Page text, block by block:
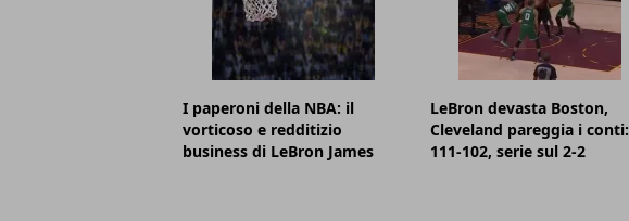
I paperoni della NBA: il
vorticoso e redditizio
business di LeBron James
LeBron devasta Boston,
Cleveland pareggia i conti:
111-102, serie sul 2-2